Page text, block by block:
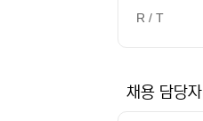
R / T
채용 담당자